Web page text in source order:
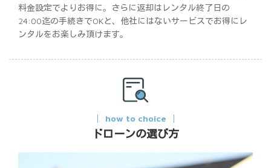
料金設定でよりお得に。さらに返却はレンタル終了日の
24:00迄の手続きでOKと、他社にはないサービスでお得にレ
ンタルをお楽しみ頂けます。
how to choice
ドローンの選び方